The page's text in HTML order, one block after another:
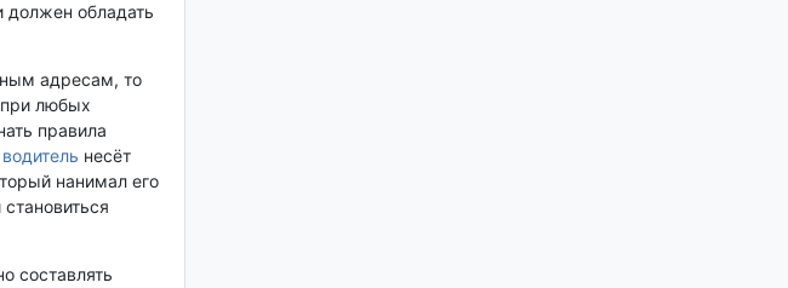
должен обладать
адресам, то
любых
правила
несёт
нанимал его
составлять